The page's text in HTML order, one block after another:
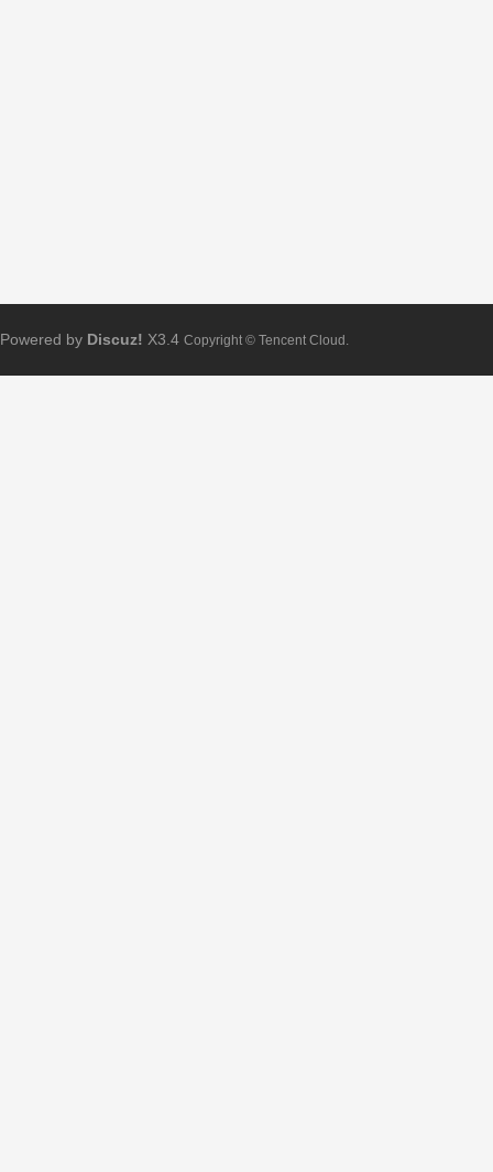
Powered by Discuz! X3.4 Copyright © Tencent Cloud.